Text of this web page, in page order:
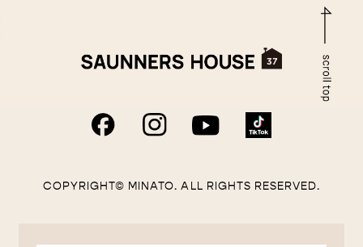
COPYRIGHT© MINATO. ALL RIGHTS RESERVED.